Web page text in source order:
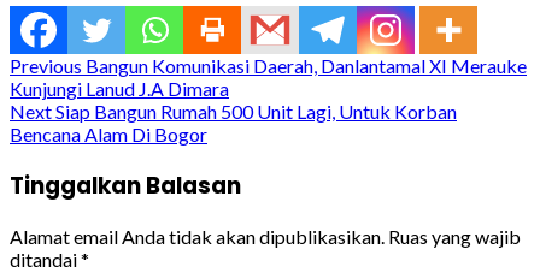
Continue
Reading
Previous Bangun Komunikasi Daerah, Danlantamal XI Merauke
Kunjungi Lanud J.A Dimara
NextSiap Bangun Rumah 500 Unit Lagi, Untuk Korban
Bencana Alam Di Bogor
Tinggalkan Balasan
Alamat email Anda tidak akan dipublikasikan. Ruas yang wajib
ditandai*